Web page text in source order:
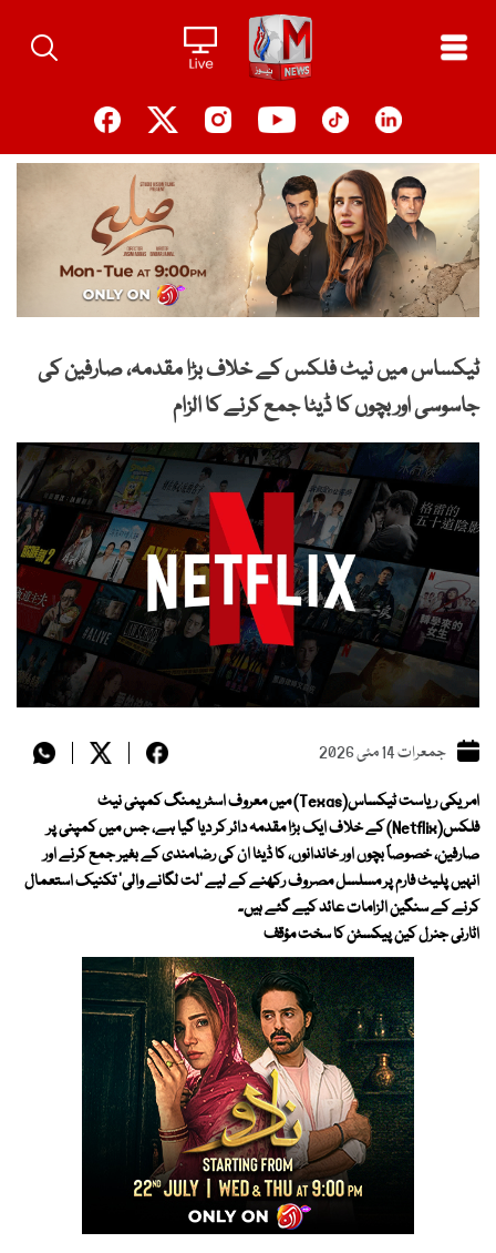
content
ٹیکساس میں نیٹ فلکس کے خلاف بڑا مقدمہ، صارفین کی
جاسوسی اور بچوں کا ڈیٹا جمع کرنے کا الزام
جمعرات 14 مئی 2026
امریکی ریاست ٹیکساس(Texas) میں معروف اسٹریمنگ کمپنی نیٹ
فلکس(Netflix) کے خلاف ایک بڑا مقدمہ دائر کر دیا گیا ہے، جس میں کمپنی پر
صارفین، خصوصاً بچوں اور خاندانوں، کا ڈیٹا ان کی رضامندی کے بغیر جمع کرنے اور
انہیں پلیٹ فارم پر مسلسل مصروف رکھنے کے لیے ’لت لگانے والی‘ تکنیک استعمال
کرنے کے سنگین الزامات عائد کیے گئے ہیں۔
اٹارنی جنرل کین پیکسٹن کا سخت مؤقف